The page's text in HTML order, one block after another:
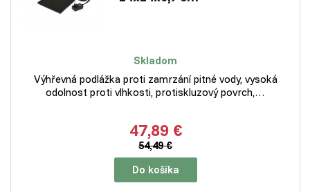
Skladom
Výhřevná podlážka proti zamrzání pitné vody, vysoká
odolnost proti vlhkosti, protiskluzový povrch,…
47,89 €
54,49 €
Do košíka